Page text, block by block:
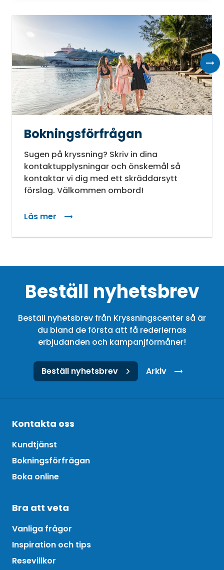
Bokningsförfrågan
Sugen på kryssning? Skriv in dina
kontaktupplysningar och önskemål så
kontaktar vi dig med ett skräddarsytt
förslag. Välkommen ombord!
Läs mer
Beställ nyhetsbrev
Beställ nyhetsbrev från Kryssningscenter så är
du bland de första att få rederiernas
erbjudanden och kampanjförmåner!
Beställ nyhetsbrev Arkiv
Kontakta oss
Kundtjänst
Bokningsförfrågan
Boka online
Bra att veta
Vanliga frågor
Inspiration och tips
Resevillkor